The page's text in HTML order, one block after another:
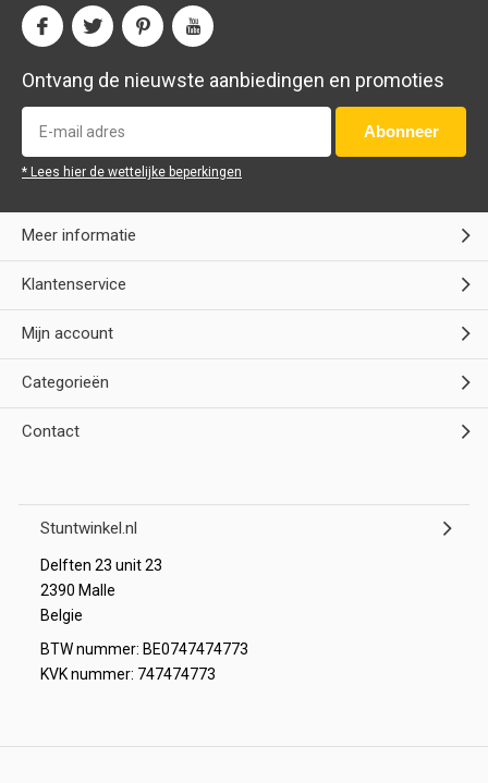
Ontvang de nieuwste aanbiedingen en promoties
Abonneer
* Lees hier de wettelijke beperkingen
Meer informatie
Klantenservice
Mijn account
Categorieën
Contact
Stuntwinkel.nl
Delften 23 unit 23
2390 Malle
Belgie
BTW nummer: BE0747474773
KVK nummer: 747474773